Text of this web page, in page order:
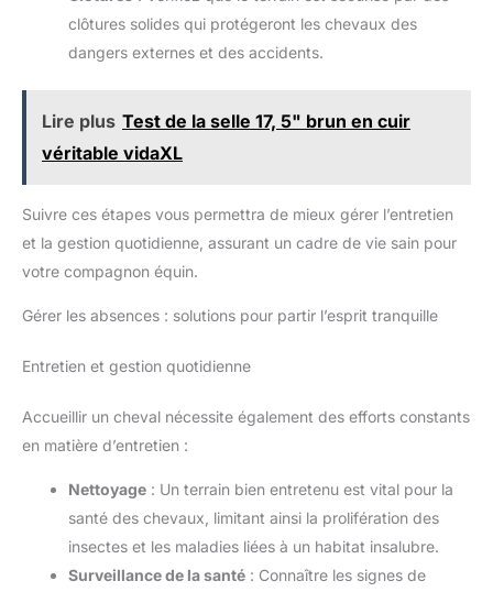
clôtures solides qui protégeront les chevaux des
dangers externes et des accidents.
Lire plus Test de la selle 17, 5" brun en cuir
véritable vidaXL
Suivre ces étapes vous permettra de mieux gérer l’entretien
et la gestion quotidienne, assurant un cadre de vie sain pour
votre compagnon équin.
Gérer les absences : solutions pour partir l’esprit tranquille
Entretien et gestion quotidienne
Accueillir un cheval nécessite également des efforts constants
en matière d’entretien :
Nettoyage : Un terrain bien entretenu est vital pour la
santé des chevaux, limitant ainsi la prolifération des
insectes et les maladies liées à un habitat insalubre.
Surveillance de la santé : Connaître les signes de